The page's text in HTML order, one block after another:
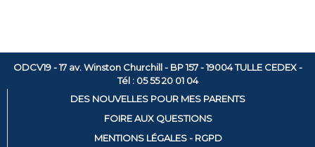
ODCV19 - 17 av. Winston Churchill - BP 157 - 19004 TULLE CEDEX -
Tél : 05 55 20 01 04
DES NOUVELLES POUR MES PARENTS
FOIRE AUX QUESTIONS
MENTIONS LÉGALES - RGPD